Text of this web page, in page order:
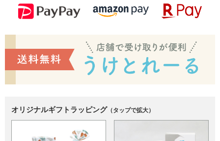
オリジナルギフトラッピング （タップで拡大）